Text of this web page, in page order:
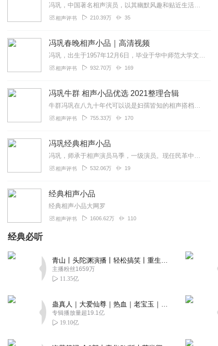
西北2000金
2024-09-25
冯巩，中国著名相声演员，以其幽默风趣和贴近生活的表演风格深受观众喜爱。《春晚相声小品全集》收录了冯巩在历年春晚中的经典相声小品，这些作品以其精湛的表演艺术和生动...
相声评书 210.39万 35
冯巩春晚相声小品｜高清视频
冯巩，出生于1957年12月6日，毕业于华中师范大学文学院，著名相声小品演员，师承于相声大师马季，当年与赵本山同为“春晚关系户”，现为中国广播艺术团团长，北京...
相声评书 932.70万 169
冯巩牛群 相声小品优选 2021整理合辑
牛群冯巩在八九十年代可以说是妇孺皆知的相声搭档，参演了许多届春节晚会并演绎了许多脍炙人口的经典相声节目。
相声评书 755.33万 170
冯巩经典相声小品
冯巩，师承于相声演员马季，一级演员。现任民革中央副主席，全国政协常务委员，中国广播艺术团团长、艺术总监，中国文联副主席，中国曲艺家协会副主席。本专辑将筛选收录...
相声评书 532.06万 19
经典相声小品
经典相声小品大网罗
相声评书 1606.62万 110
经典必听
主播粉丝1659万
11.35亿
专辑播放量超19.1亿
19.10亿